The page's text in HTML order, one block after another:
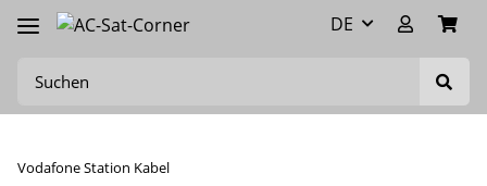
DE
Vodafone Station Kabel